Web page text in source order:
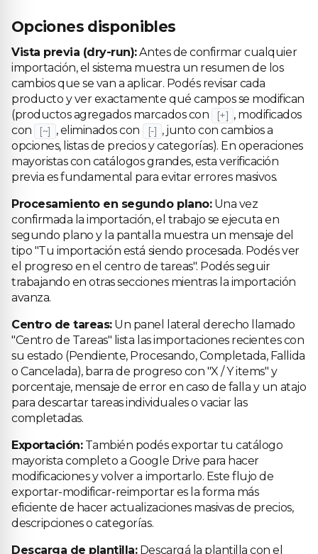
Opciones disponibles
Vista previa (dry-run):Antes de confirmar cualquier
importación, el sistema muestra un resumen de los
cambios que se van a aplicar. Podés revisar cada
producto y ver exactamente qué campos se modifican
(productos agregados marcados con
[+] , modificados
con
[~] , eliminados con [-] , junto con cambios a
opciones, listas de precios y categorías). En operaciones
mayoristas con catálogos grandes, esta verificación
previa es fundamental para evitar errores masivos.
Procesamiento en segundo plano:Una vez
confirmada la importación, el trabajo se ejecuta en
segundo plano y la pantalla muestra un mensaje del
tipo "Tu importación está siendo procesada. Podés ver
el progreso en el centro de tareas". Podés seguir
trabajando en otras secciones mientras la importación
avanza.
Centro de tareas:Un panel lateral derecho llamado
"Centro de Tareas" lista las importaciones recientes con
su estado (Pendiente, Procesando, Completada, Fallida
o Cancelada), barra de progreso con "X / Y items" y
porcentaje, mensaje de error en caso de falla y un atajo
para descartar tareas individuales o vaciar las
completadas.
Exportación:También podés exportar tu catálogo
mayorista completo a Google Drive para hacer
modificaciones y volver a importarlo. Este flujo de
exportar-modificar-reimportar es la forma más
eficiente de hacer actualizaciones masivas de precios,
descripciones o categorías.
Descarga de plantilla:Descargá la plantilla con el